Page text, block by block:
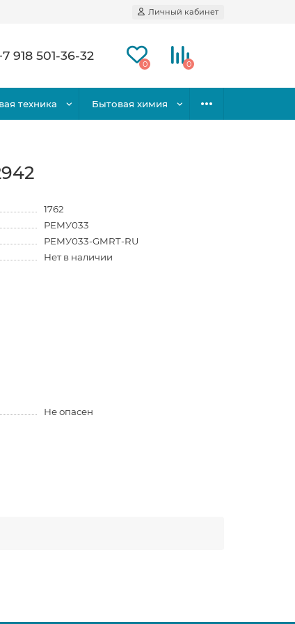
Личный кабинет
918 501-36-32
0 0
техника Бытовая химия
1762
РЕМУ033
РЕМУ033-GMRT-RU
Нет в наличии
Не опасен